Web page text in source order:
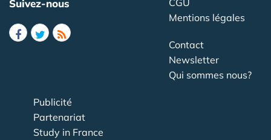
Suivez-nous
Mentions légales
Contact
Newsletter
Qui sommes nous?
Publicité
Partenariat
Study in France